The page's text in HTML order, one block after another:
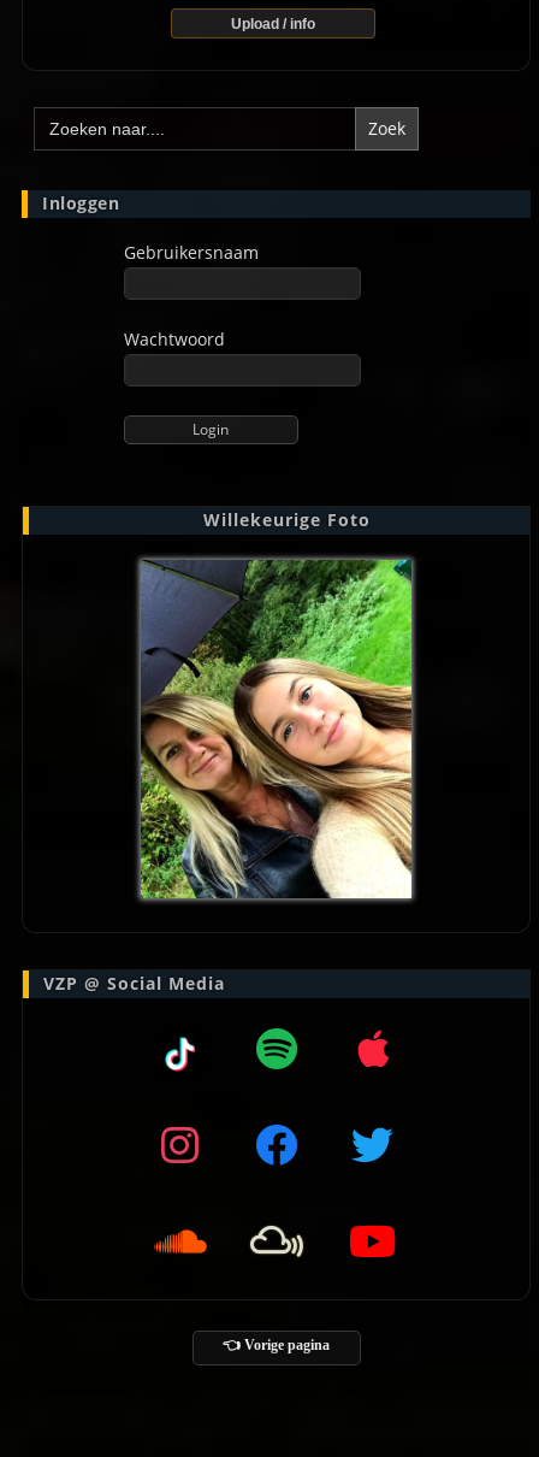
Upload / info
Zoek
naar:
Inloggen
Gebruikersnaam
Wachtwoord
Willekeurige Foto
VZP @ Social Media
👈 Vorige pagina